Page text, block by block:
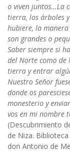
o viven juntos…La
tierra, los árboles
hubiere, la
son grandes o
Saber siempre si
del Norte como de
tierra y entrar
Nuestro Señor
donde os
monesterio y
vos en mi nombre
(Descubrimiento
de Niza.
don Antonio de